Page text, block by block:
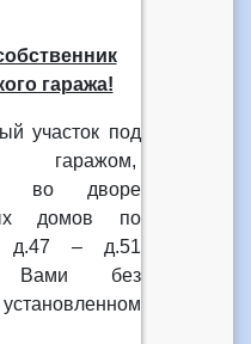
гаража!
под
гаражом,
во дворе
домов по
д.47 – д.51
Вами без